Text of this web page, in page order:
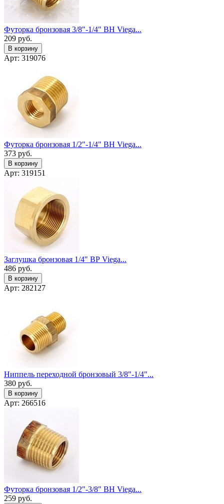
Футорка бронзовая 3/8"-1/4" ВН Viega...
209 руб.
В корзину
Арт: 319076
Футорка бронзовая 1/2"-1/4" ВН Viega...
373 руб.
В корзину
Арт: 319151
Заглушка бронзовая 1/4" ВР Viega...
486 руб.
В корзину
Арт: 282127
Ниппель переходной бронзовый 3/8"-1/4"...
380 руб.
В корзину
Арт: 266516
Футорка бронзовая 1/2"-3/8" ВН Viega...
259 руб.